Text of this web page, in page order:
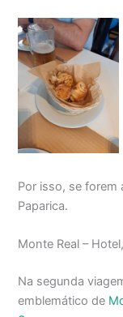
Por isso, se forem
Paparica.
Monte Real –
Na segunda
emblemático de